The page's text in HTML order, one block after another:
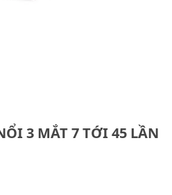
3 MẮT 7 TỚI 45 LẦN